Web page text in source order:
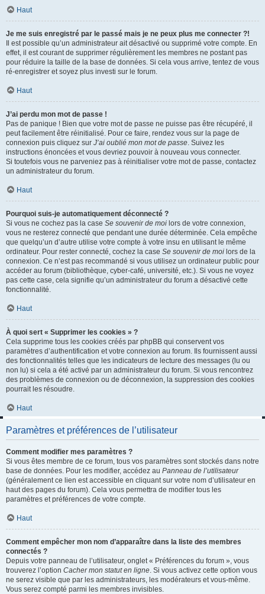
Haut
Je me suis enregistré par le passé mais je ne peux plus me connecter ?!
Il est possible qu’un administrateur ait désactivé ou supprimé votre compte. En
effet, il est courant de supprimer régulièrement les membres ne postant pas
pour réduire la taille de la base de données. Si cela vous arrive, tentez de vous
ré-enregistrer et soyez plus investi sur le forum.
Haut
J’ai perdu mon mot de passe !
Pas de panique ! Bien que votre mot de passe ne puisse pas être récupéré, il
peut facilement être réinitialisé. Pour ce faire, rendez vous sur la page de
connexion puis cliquez sur J’ai oublié mon mot de passe . Suivez les
instructions énoncées et vous devriez pouvoir à nouveau vous connecter.
Si toutefois vous ne parveniez pas à réinitialiser votre mot de passe, contactez
un administrateur du forum.
Haut
Pourquoi suis-je automatiquement déconnecté ?
Si vous ne cochez pas la case Se souvenir de moi lors de votre connexion,
vous ne resterez connecté que pendant une durée déterminée. Cela empêche
que quelqu’un d’autre utilise votre compte à votre insu en utilisant le même
ordinateur. Pour rester connecté, cochez la case Se souvenir de moi lors de la
connexion. Ce n’est pas recommandé si vous utilisez un ordinateur public pour
accéder au forum (bibliothèque, cyber-café, université, etc.). Si vous ne voyez
pas cette case, cela signifie qu’un administrateur du forum a désactivé cette
fonctionnalité.
Haut
À quoi sert « Supprimer les cookies » ?
Cela supprime tous les cookies créés par phpBB qui conservent vos
paramètres d’authentification et votre connexion au forum. Ils fournissent aussi
des fonctionnalités telles que les indicateurs de lecture des messages (lu ou
non lu) si cela a été activé par un administrateur du forum. Si vous rencontrez
des problèmes de connexion ou de déconnexion, la suppression des cookies
pourrait les résoudre.
Haut
Paramètres et préférences de l’utilisateur
Comment modifier mes paramètres ?
Si vous êtes membre de ce forum, tous vos paramètres sont stockés dans notre
base de données. Pour les modifier, accédez au Panneau de l’utilisateur
(généralement ce lien est accessible en cliquant sur votre nom d’utilisateur en
haut des pages du forum). Cela vous permettra de modifier tous les
paramètres et préférences de votre compte.
Haut
Comment empêcher mon nom d’apparaître dans la liste des membres
connectés ?
Depuis votre panneau de l’utilisateur, onglet « Préférences du forum », vous
trouverez l’option Cacher mon statut en ligne . Si vous activez cette option vous
ne serez visible que par les administrateurs, les modérateurs et vous-même.
Vous serez compté parmi les membres invisibles.